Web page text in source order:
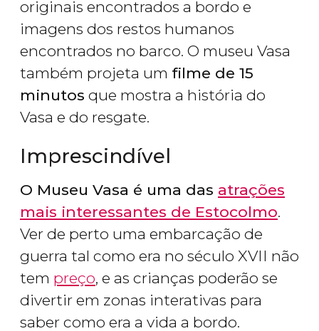
originais encontrados a bordo e
imagens dos restos humanos
encontrados no barco. O museu Vasa
também projeta um filme de 15
minutos que mostra a história do
Vasa e do resgate.
Imprescindível
O Museu Vasa é uma das atrações
mais interessantes de Estocolmo.
Ver de perto uma embarcação de
guerra tal como era no século XVII não
tem preço, e as crianças poderão se
divertir em zonas interativas para
saber como era a vida a bordo.